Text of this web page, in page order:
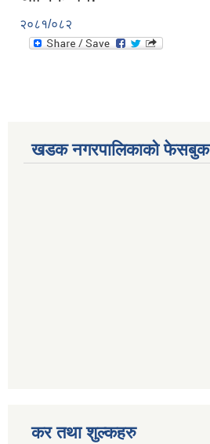
२०८१/०८२
खडक नगरपालिकाको फेसबुक
कर तथा शुल्कहरु